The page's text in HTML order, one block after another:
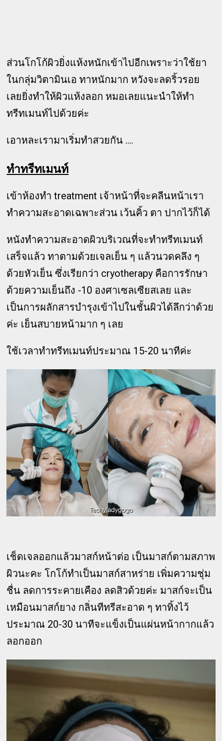
ส่วนโกโก้ผิวยิ่งแห้งหนักเข้าไปอีกเพราะว่าใช้ยา
ในกลุ่มวิตามินเอ ทาหนักมาก หวังจะลดริ้วรอย
เลยยิ่งทำให้ผิวแห้งลอก หมอเลยแนะนำให้ทำ
ทรีทเมนท์ไปด้วยค่ะ
เอาหละเรามาเริ่มทำสวยกัน ....
ทำทรีทเมนท์
เข้าห้องทำ treatment เจ้าหน้าที่จะคลีนหน้าเรา
ทำความสะอาดเฉพาะส่วน เว้นคิ้ว ตา ปากไว้ก็ได้
หนังทำความสะอาดผิวบริเวณที่จะทำทรีทเมนท์
เสร็จแล้ว ทาตามด้วยเจลเย็น ๆ แล้วนวดคลึง ๆ
ด้วยหัวเย็น ซึ่งเรียกว่า cryotherapy คือการรักษา
ด้วยความเย็นถึง -10 องศาเซลเซียสเลย และ
เป็นการผลักสารบำรุงเข้าไปในชั้นผิวได้ลึกว่าด้วย
ค่ะ เย็นสบายหน้ามาก ๆ เลย
ใช้เวลาทำทรีทเมนท์ประมาณ 15-20 นาทีค่ะ
เช็ดเจลออกแล้วมาสก์หน้าต่อ เป็นมาสก์ตามสภาพ
ผิวนะคะ โกโก้ทำเป็นมาสก์สาหร่าย เพิ่มความชุ่ม
ชื่น ลดการระคายเคือง ลดสิวด้วยค่ะ มาสก์จะเป็น
เหมือนมาสก์ยาง กลิ่นทีทรีสะอาด ๆ ทาทิ้งไว้
ประมาณ 20-30 นาทีจะแข็งเป็นแผ่นหน้ากากแล้ว
ลอกออก